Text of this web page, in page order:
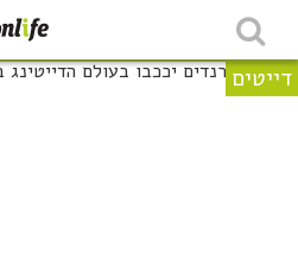
דייטים